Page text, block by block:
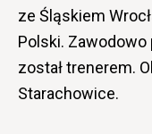
ze Śląskiem
Polski. Zawodowo
został trenerem.
Starachowice.